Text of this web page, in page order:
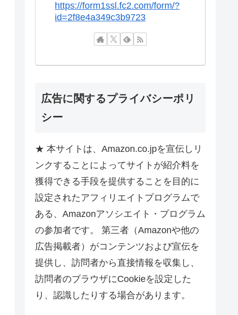
https://form1ssl.fc2.com/form/?
id=2f8e4a349c3b9723
広告に関するプライバシーポリ
シー
★ 本サイトは、Amazon.co.jpを宣伝しリ
ンクすることによってサイトが紹介料を
獲得できる手段を提供することを目的に
設定されたアフィリエイトプログラムで
ある、Amazonアソシエイト・プログラム
の参加者です。 第三者（Amazonや他の
広告掲載者）がコンテンツおよび宣伝を
提供し、訪問者から直接情報を収集し、
訪問者のブラウザにCookieを設定した
り、認識したりする場合があります。